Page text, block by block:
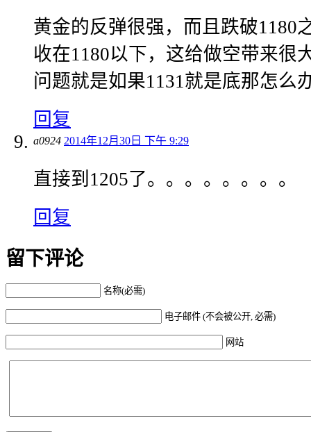
黄金的反弹很强，而且跌破1180
收在1180以下，这给做空带来很
问题就是如果1131就是底那怎么
回复
a0924 2014年12月30日 下午 9:29
直接到1205了。。。。。。。。
回复
留下评论
名称(必需)
电子邮件 (不会被公开, 必需)
网站